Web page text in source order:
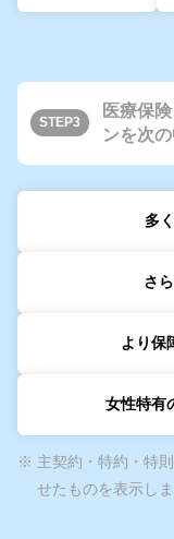
STEP3
医療保
ンを次
多
さ
より保
女性特有
※ 主契約・特約・特
せたものを表示し